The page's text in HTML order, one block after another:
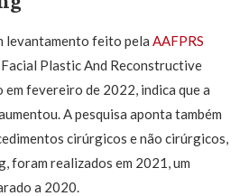
levantamento feito pela AAFPRS
Plastic And Reconstructive
em fevereiro de 2022, indica que a
A pesquisa aponta também
cirúrgicos e não cirúrgicos,
foram realizados em 2021, um
a 2020.